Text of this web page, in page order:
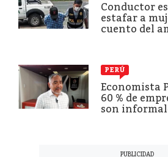
Conductor
estafar a
cuento del
PERÚ
Economista
60 % de
son